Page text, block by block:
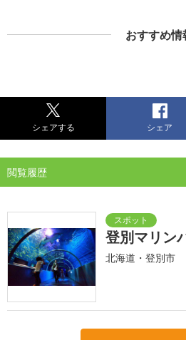
おすすめ情
シェアする シェア
閲覧履歴
登別マリン
北海道・登別市